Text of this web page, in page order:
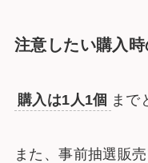
注意したい購入
購入は1人1個 まで
また、事前抽選販